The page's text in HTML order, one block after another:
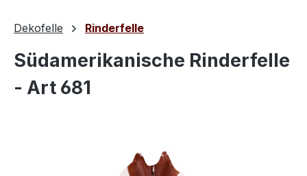
Dekofelle Rinderfelle
Südamerikanische Rinderfelle
- Art 681